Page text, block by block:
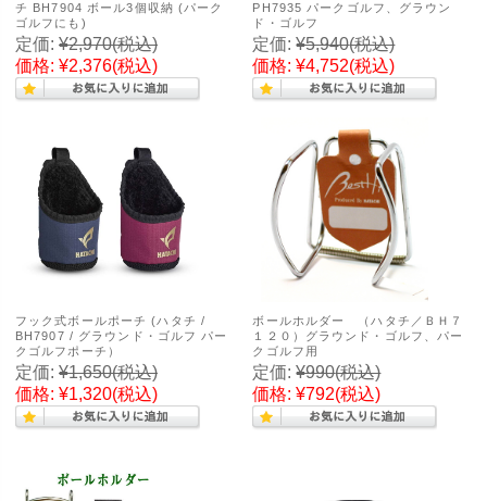
チ BH7904 ボール3個収納 (パーク
ゴルフにも)
定価: ¥2,970(税込)
価格: ¥2,376(税込)
PH7935 パークゴルフ、グラウン
ド・ゴルフ
定価: ¥5,940(税込)
価格: ¥4,752(税込)
フック式ボールポーチ (ハタチ /
BH7907 / グラウンド・ゴルフ パー
クゴルフポーチ）
定価: ¥1,650(税込)
価格: ¥1,320(税込)
ボールホルダー （ハタチ／ＢＨ７
１２０）グラウンド・ゴルフ、パー
クゴルフ用
定価: ¥990(税込)
価格: ¥792(税込)